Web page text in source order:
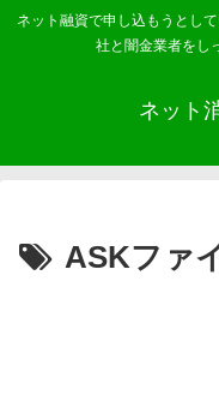
ネット融資で申し込もうとし
社と闇金業者をし
ネット
ASKファ